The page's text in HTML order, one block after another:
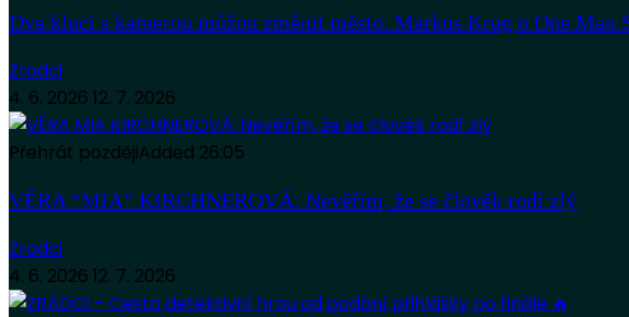
Dva kluci s kamerou můžou změnit město. Markus Krug o One Man
Zradci
4. 6. 2026 12. 7. 2026
Přehrát pozdějiAdded 26:05
VĚRA “MIA” KIRCHNEROVÁ: Nevěřím, že se člověk rodí zlý
Zradci
4. 6. 2026 12. 7. 2026